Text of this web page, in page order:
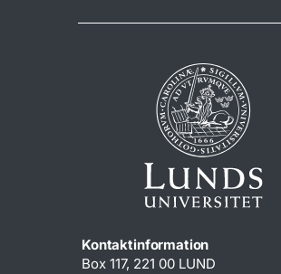
Kontaktinformation
Box 117, 221 00 LUND